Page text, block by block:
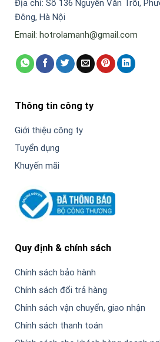
Địa chỉ: Số 136 Nguyễn Văn Trỗi,
Đông, Hà Nội
Email: hotrolamanh@gmail.com
Thông tin công ty
Giới thiệu công ty
Tuyển dụng
Khuyến mãi
Quy định & chính sách
Chính sách bảo hành
Chính sách đổi trả hàng
Chính sách vận chuyển, giao nhận
Chính sách thanh toán